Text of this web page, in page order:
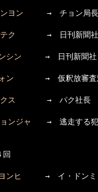
ヨン →　チョン局長
ク →　日刊新聞社
シン →　日刊新聞社
ン →　仮釈放審査対
ス →　パク社長　ス
ンジャ →　逃走する犯
ンヒ →　イ・ドンミョ